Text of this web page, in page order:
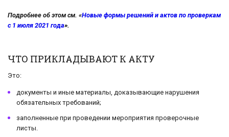
Подробнее об этом см. «Новые формы решений и актов по проверкам
с 1 июля 2021 года».
ЧТО ПРИКЛАДЫВАЮТ К АКТУ
Это:
документы и иные материалы, доказывающие нарушения
обязательных требований;
заполненные при проведении мероприятия проверочные
листы.